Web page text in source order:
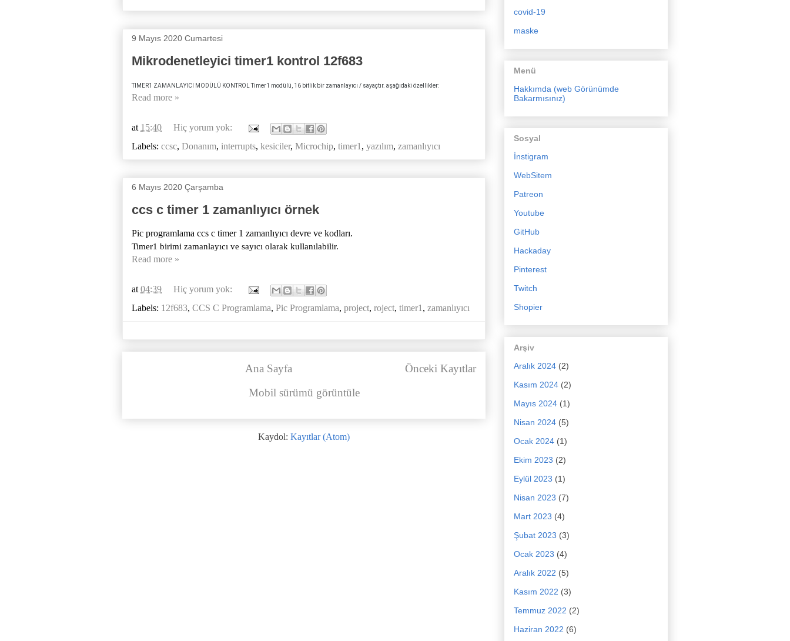
9 Mayıs 2020 Cumartesi
Mikrodenetleyici timer1 kontrol 12f683
TIMER1 ZAMANLAYICI MODÜLÜ KONTROL Timer1 modülü, 16 bitlik bir zamanlayıcı / sayaçtır. aşağıdaki özellikler:
Read more »
at 15:40
Hiç yorum yok:
Labels: ccsc, Donanım, interrupts, kesiciler, Microchip, timer1 , yazılım, zamanlıyıcı
6 Mayıs 2020 Çarşamba
ccs c timer 1 zamanlıyıcı örnek
Pic programlama ccs c timer 1 zamanlıyıcı devre ve kodları.
Timer1 birimi zamanlayıcı ve sayıcı olarak kullanılabilir.
Read more »
at04:39
Hiç yorum yok:
Labels: 12f683, CCS C Programlama, Pic Programlama, project, roject, timer1 , zamanlıyıcı
Önceki Kayıtlar
Ana Sayfa
Mobil sürümü görüntüle
Kaydol: Kayıtlar (Atom)
covid-19
maske
Menü
Hakkımda (web Görünümde
Bakarmısınız)
Sosyal
İnstigram
WebSitem
Patreon
Youtube
GitHub
Hackaday
Pinterest
Twitch
Shopier
Arşiv
Aralık 2024 (2)
Kasım 2024 (2)
Mayıs 2024 (1)
Nisan 2024 (5)
Ocak 2024 (1)
Ekim 2023 (2)
Eylül 2023 (1)
Nisan 2023 (7)
Mart 2023 (4)
Şubat 2023 (3)
Ocak 2023 (4)
Aralık 2022 (5)
Kasım 2022 (3)
Temmuz 2022 (2)
Haziran 2022 (6)